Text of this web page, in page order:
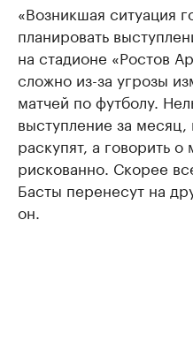
«Возникшая ситуация
планировать
на стадионе «Ростов
сложно из-за угрозы
матчей по футболу.
выступление за
раскупят, а говорить
рискованно. Скорее
Басты перенесут на
он.